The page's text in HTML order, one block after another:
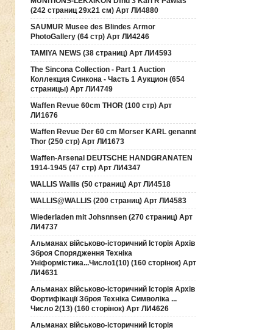
(242 страниц 29х21 см) Арт ЛИ4880
SAUMUR Musee des Blindes Armor
PhotoGallery (64 стр) Арт ЛИ4246
TAMIYA NEWS (38 страниц) Арт ЛИ4593
The Sincona Collection - Part 1 Auction
Коллекция Синкона - Часть 1 Аукцион (654
страницы) Арт ЛИ4749
Waffen Revue 60cm THOR (100 стр) Арт
ЛИ1676
Waffen Revue Der 60 cm Morser KARL genannt
Thor (250 стр) Арт ЛИ1673
Waffen-Arsenal DEUTSCHE HANDGRANATEN
1914-1945 (47 стр) Арт ЛИ4347
WALLIS Wallis (50 страниц) Арт ЛИ4518
WALLIS@WALLIS (200 страниц) Арт ЛИ4583
Wiederladen mit Johsnnsen (270 страниц) Арт
ЛИ4737
Альманах військово-історичний Історія Архів
Зброя Спорядження Техніка
Уніформістика...Число1(10) (160 сторінок) Арт
ЛИ4631
Альманах військово-історичний Історія Архів
Фортифікації Зброя Техніка Символіка ...
Число 2(13) (160 сторінок) Арт ЛИ4626
Альманах військово-історичний Історія